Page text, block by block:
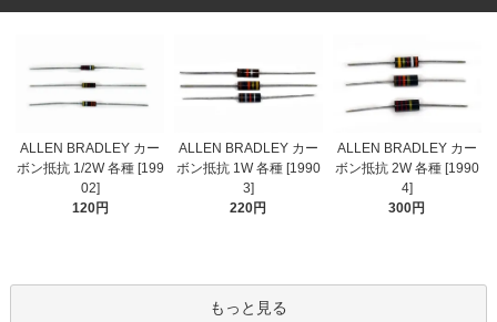
ALLEN BRADLEY カー
ボン抵抗 1/2W 各種 [199
02]
120円
ALLEN BRADLEY カー
ボン抵抗 1W 各種 [1990
3]
220円
ALLEN BRADLEY カー
ボン抵抗 2W 各種 [1990
4]
300円
もっと見る